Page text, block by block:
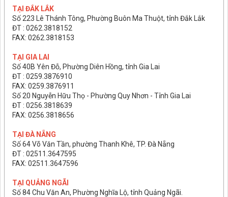
TẠI ĐẮK LẮK
Số 223 Lê Thánh Tông, Phường Buôn Ma Thuột, tỉnh Đắk Lắk
ĐT : 0262.3818152
FAX: 0262.3818153
TẠI GIA LAI
Số 40B Yên Đỗ, Phường Diên Hồng, tỉnh Gia Lai
ĐT : 0259.3876910
FAX: 0259.3876911
Số 20 Nguyễn Hữu Thọ - Phường Quy Nhơn - Tỉnh Gia Lai
ĐT : 0256.3818639
FAX: 0256.3818656
TẠI ĐÀ NẴNG
Số 64 Võ Văn Tần, phường Thanh Khê, TP. Đà Nẵng
ĐT : 02511.3647595
FAX: 02511.3647596
TẠI QUẢNG NGÃI
Số 84 Chu Văn An, Phường Nghĩa Lộ, tỉnh Quảng Ngãi.